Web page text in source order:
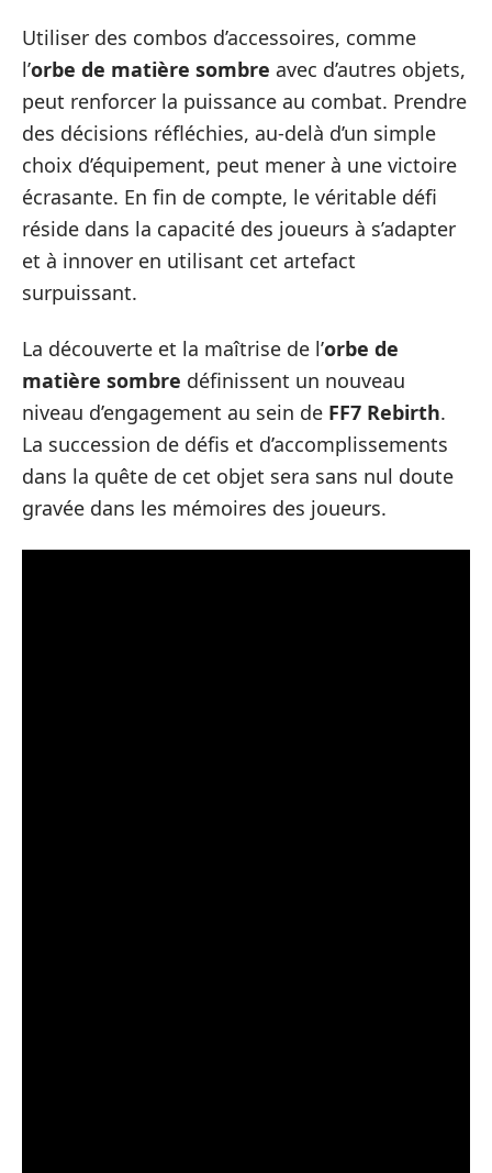
Utiliser des combos d’accessoires, comme
l’orbe de matière sombre avec d’autres objets,
peut renforcer la puissance au combat. Prendre
des décisions réfléchies, au-delà d’un simple
choix d’équipement, peut mener à une victoire
écrasante. En fin de compte, le véritable défi
réside dans la capacité des joueurs à s’adapter
et à innover en utilisant cet artefact
surpuissant.
La découverte et la maîtrise de l’orbe de
matière sombre définissent un nouveau
niveau d’engagement au sein de FF7 Rebirth.
La succession de défis et d’accomplissements
dans la quête de cet objet sera sans nul doute
gravée dans les mémoires des joueurs.